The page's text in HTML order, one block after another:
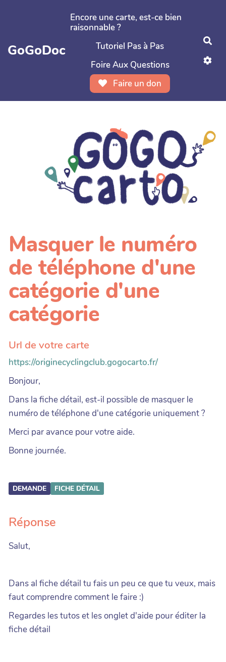
Aller au contenu principal
GoGoDoc
Encore une carte, est-ce bien
raisonnable ?
Tutoriel Pas à Pas
Foire Aux Questions
Faire un don
Masquer le numéro
de téléphone d'une
catégorie d'une
catégorie
Url de votre carte
https://originecyclingclub.gogocarto.fr/
Bonjour,
Dans la fiche détail, est-il possible de masquer le
numéro de téléphone d'une catégorie uniquement ?
Merci par avance pour votre aide.
Bonne journée.
DEMANDE FICHE DÉTAIL
Réponse
Salut,
Dans al fiche détail tu fais un peu ce que tu veux, mais
faut comprendre comment le faire :)
Regardes les tutos et les onglet d'aide pour éditer la
fiche détail